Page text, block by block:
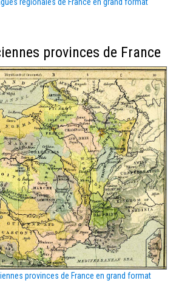
provinces de France
provinces de France en grand format